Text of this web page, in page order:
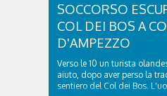
SOCCORSO
COL DEI BOS A
D'AMPEZZO
Verso le 10 un turista
aiuto, dopo aver perso la
sentiero del Col dei Bos.